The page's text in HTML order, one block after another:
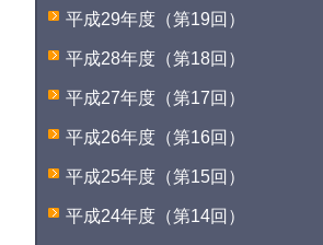
平成29年度（第19回）
平成28年度（第18回）
平成27年度（第17回）
平成26年度（第16回）
平成25年度（第15回）
平成24年度（第14回）